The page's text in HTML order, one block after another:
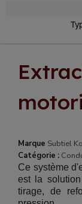
Marque Subtiel
Catégorie :
Ce système
est la
tirage, de